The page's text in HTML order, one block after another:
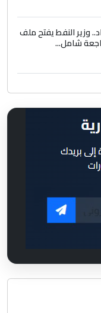
وزير النفط يفتح ملف
شامل...